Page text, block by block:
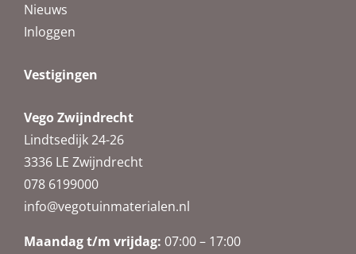
Nieuws
Inloggen
Vestigingen
Vego Zwijndrecht
Lindtsedijk 24-26
3336 LE Zwijndrecht
078 6199000
info@vegotuinmaterialen.nl
Maandag t/m vrijdag: 07:00 – 17:00